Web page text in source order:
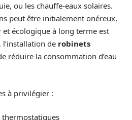
ou les chauffe-eaux solaires.
peut être initialement onéreux,
et écologique à long terme est
de robinets
réduire la consommation d’eau
à privilégier :